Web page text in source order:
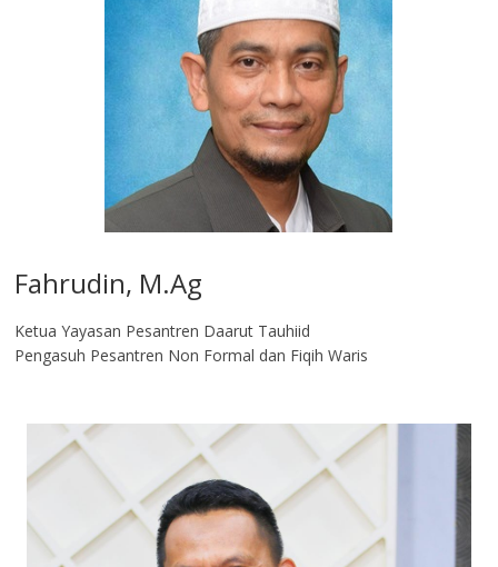
Fahrudin, M.Ag​
Ketua Yayasan Pesantren Daarut Tauhiid
Pengasuh Pesantren Non Formal dan Fiqih Waris